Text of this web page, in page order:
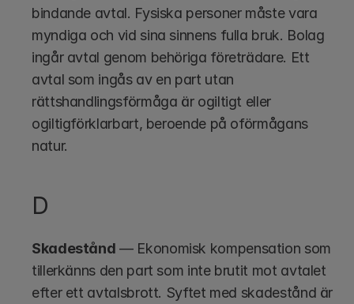
bindande avtal. Fysiska personer måste vara
myndiga och vid sina sinnens fulla bruk. Bolag
ingår avtal genom behöriga företrädare. Ett
avtal som ingås av en part utan
rättshandlingsförmåga är ogiltigt eller
ogiltigförklarbart, beroende på oförmågans
natur.
D
Skadestånd — Ekonomisk kompensation som
tillerkänns den part som inte brutit mot avtalet
efter ett avtalsbrott. Syftet med skadestånd är